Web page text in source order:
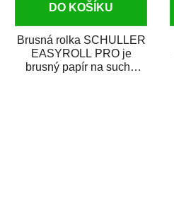
DO KOŠÍKU
Brusná rolka SCHULLER
EASYROLL PRO je
brusný papír na suché